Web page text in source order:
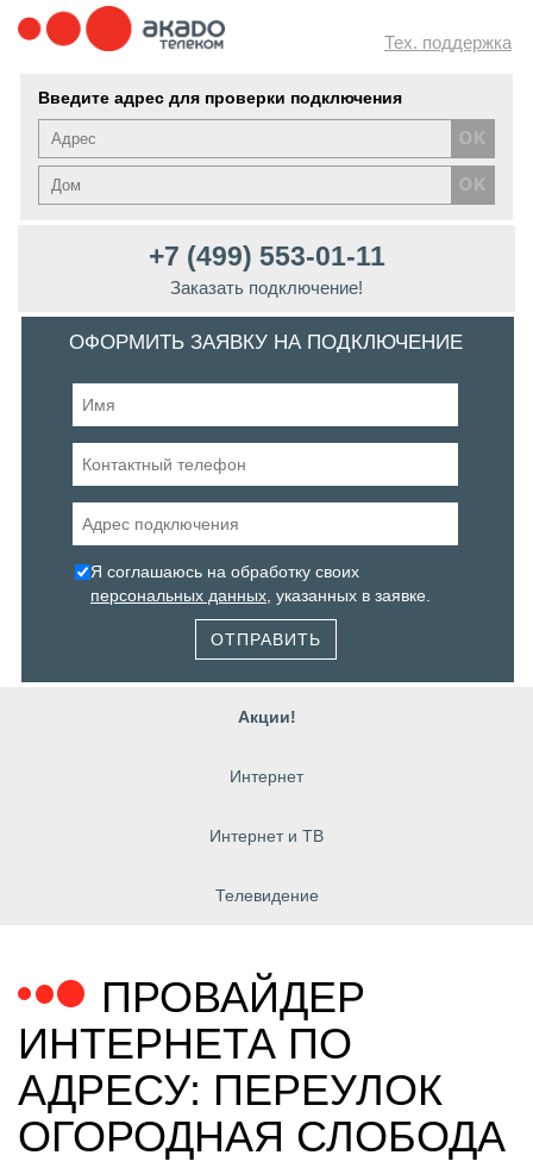
Тех. поддержка
Введите адрес для проверки подключения
+7 (499) 553-01-11
Заказать подключение!
ОФОРМИТЬ ЗАЯВКУ НА ПОДКЛЮЧЕНИЕ
Я соглашаюсь на обработку своих
персональных данных , указанных в заявке.
ОТПРАВИТЬ
Акции!
Интернет
Интернет и ТВ
Телевидение
ПРОВАЙДЕР
ИНТЕРНЕТА ПО
АДРЕСУ: ПЕРЕУЛОК
ОГОРОДНАЯ СЛОБОДА